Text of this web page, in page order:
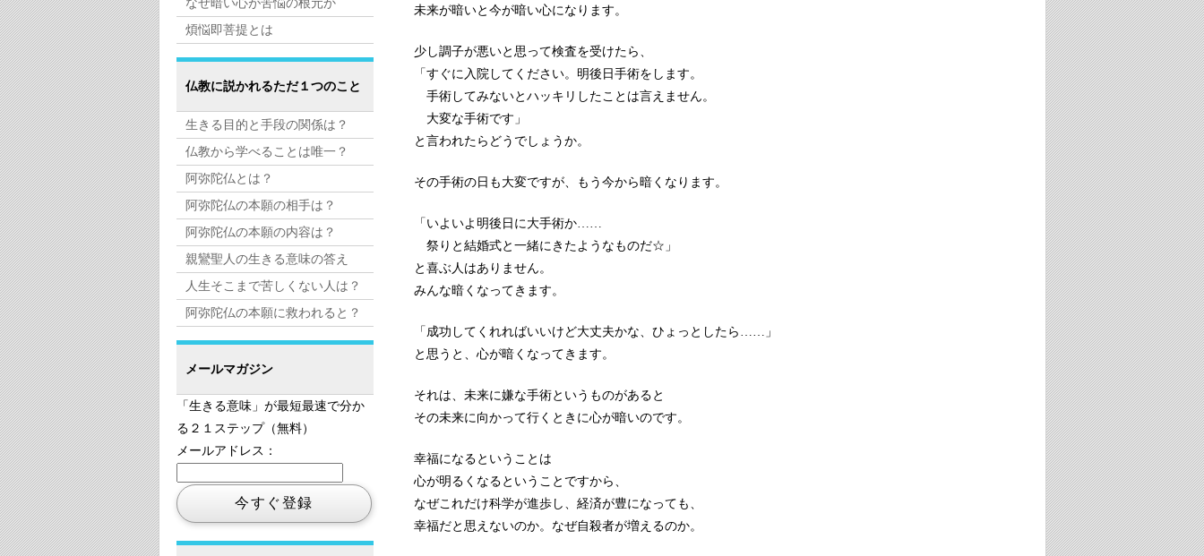
未来が暗いと今が暗い心になります。
少し調子が悪いと思って検査を受けたら、
「すぐに入院してください。明後日手術をします。
手術してみないとハッキリしたことは言えません。
大変な手術です」
と言われたらどうでしょうか。
その手術の日も大変ですが、もう今から暗くなります。
「いよいよ明後日に大手術か……
祭りと結婚式と一緒にきたようなものだ☆」
と喜ぶ人はありません。
みんな暗くなってきます。
「成功してくれればいいけど大丈夫かな、ひょっとしたら……」
と思うと、心が暗くなってきます。
それは、未来に嫌な手術というものがあると
その未来に向かって行くときに心が暗いのです。
幸福になるということは
心が明るくなるということですから、
なぜこれだけ科学が進歩し、経済が豊になっても、
幸福だと思えないのか。なぜ自殺者が増えるのか。
なぜ暗い心が苦悩の根元か
煩悩即菩提とは
仏教に説かれるただ１つのこと
生きる目的と手段の関係は？
仏教から学べることは唯一？
阿弥陀仏とは？
阿弥陀仏の本願の相手は？
阿弥陀仏の本願の内容は？
親鸞聖人の生きる意味の答え
人生そこまで苦しくない人は？
阿弥陀仏の本願に救われると？
メールマガジン
「生きる意味」が最短最速で分か
る２１ステップ（無料）
メールアドレス：